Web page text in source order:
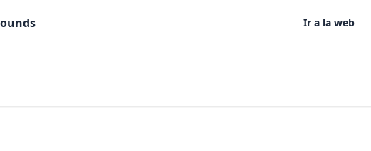
Ir a la web